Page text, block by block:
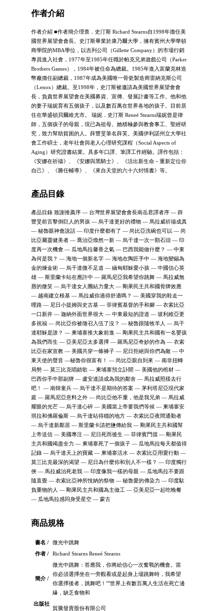
作者介紹
作者介紹 ■作者簡介理查．史汀斯 Richard Stearns自1998年擔任美
國世界展望會會長。史汀斯畢業於康乃爾大學，擁有賓州大學華頓
商學院的MBA學位，以吉列公司（Gillette Company）的市場行銷
專員進入社會，1977年至1985年任職於帕克兄弟遊戲公司（Parker
Brothers Games），1984年被任命為總裁。1985年進入富蘭克林造
幣廠擔任副總裁，1987年成為美國唯一骨瓷製造商雷納克斯公司
（Lenox）總裁。至1998年，史汀斯被邀請為美國世界展望會會
長，負責世界展望會在美國募資、宣傳、發展計畫等工作。他和他
的妻子瑞妮育有五個孩子，以及數百萬在世界各地的孩子。目前居
住在華盛頓貝爾維尤市。 瑞妮．史汀斯 Reneé Stearns瑞妮曾是律
師，五個孩子的母親，現已為祖母。她積極參與教會事工、聖經研
究，致力幫助貧困的人。薛豐旻筆名薛芙。美國伊利諾州立大學社
會工作碩士，老年社會與老人心理研究課程（Social Aspects of
Aging）研究證書結業。具多年口譯、筆譯工作經驗。譯作包括：
《安娜在祈禱》、《安娜與黑騎士》、《活出新生命－重新定位你
自己》、《勝任輔導》、《來自天堂的六十六封情書》等。
產品目錄
產品目錄 致謝推薦序 — 台灣世界展望會會長南岳君譯者序 — 薛
豐旻前言擊倒巨人的男孩 — 烏干達更好的禮物 — 馬拉威祈禱成真
— 秘魯眼神會說話 — 印度什麼都有了 — 尚比亞洗碗也可以 — 尚
比亞屬靈健美者 — 喬治亞煥然一新 — 烏干達一次一顆石頭 — 印
度再一次機會 — 瓜地馬拉馨香之氣 — 巴西我能做什麼？ — 中東
為何是我？ — 海地一個新名字 — 海地在陶匠手中 — 海地變錫為
金的煉金術 — 烏干達微不足道 — 緬甸耶穌愛小孩 — 中國信心英
雄 — 斯里蘭卡站在應許中 — 羅馬尼亞我希望你跳舞 — 馬拉威無
唇的微笑 — 烏干達女人團結力量大 — 剛果民主共和國骨牌效應
— 越南建立根基 — 馬拉威你過得舒適嗎？ — 美國穿我的鞋走一
哩路 — 尼日小提姆與史古基 — 菲律賓基督的手和腳 — 衣索比亞
一口新井 — 迦納外面世界很大 — 中東最短的證道 — 玻利維亞更
多祝福 — 尚比亞你被徵召入伍了沒？ — 秘魯跟隨牧羊人 — 烏干
達耶穌是誰？ — 柬埔寨推大象前進 — 剛果民主共和國有一名嬰孩
為我們而生 — 亞美尼亞太多選擇 — 羅馬尼亞奇妙的作為 — 衣索
比亞在家宣教 — 美國共穿一條褲子 — 尼日拒絕與你們為敵 — 中
東天使的聲音 —秘魯你很富有！ — 尚比亞親自到來 — 南非扭轉
局勢 — 莫三比克唱錯歌 — 柬埔寨預立訃聞 — 美國他的棺材 —
巴西你手中那副牌 — 盧安達請成為我的鄰舍 — 馬拉威照樣去行
吧！ — 南韓童兵 — 烏干達不是期待的答案 — 茅利塔尼亞現代家
庭 — 羅馬尼亞意料之外 — 尚比亞他不重，他是我兄弟 — 馬拉威
耀眼的光芒 — 烏干達心碎 — 美國當上帝要我們等候 — 柬埔寨安
琪拉和佛羅倫斯 — 烏干達站得穩的地方 — 衣索比亞夜間通勤者
— 烏干達新鄰居 — 斯里蘭卡請把鹽傳給我 — 剛果民主共和國幫
上帝送信 — 美國專注 — 尼日死而後生 — 菲律賓門擋 — 剛果民
主共和國竭盡全力 — 柬埔寨死了一個孩子 — 瓜地馬拉每天都值得
記錄 — 烏干達天上的寶藏 — 柬埔寨活水 — 衣索比亞用愛行動 —
莫三比克最深的渴望 — 尼日為什麼你和別人不一樣？ — 印度獨行
俠 — 馬拉威治死老我 — 印度像我一樣的母親 — 瓜地馬拉不要跟
隨直覺 — 衣索比亞神所悅納的祭物 — 秘魯愛的傳染力 — 印度馱
負重物的人 — 剛果民主共和國為主做工 — 亞美尼亞一起吃晚餐
— 瓜地馬拉感同身受星空 — 蒙古
商品規格
書名 /
微光中跳舞
作者 /
Richard Stearns Reneé Stearns
簡介 /
微光中跳舞：答應我，你將給信心一次奮戰的機會。當
你必須選擇坐在一旁觀看或是起身上場跳舞時，我希望
你選擇後者，跳舞吧！""世界上有數百萬人生活在死亡邊
緣，缺乏食物和
出版社
貿騰發賣股份有限公司